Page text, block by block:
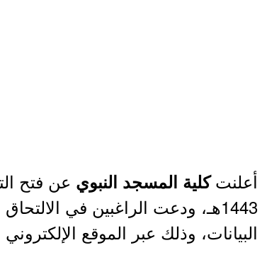
أعلنتكلية المسجد النبوي عن فتح
1443هـ، ودعت الراغبين في
البيانات، وذلك عبر الموقع